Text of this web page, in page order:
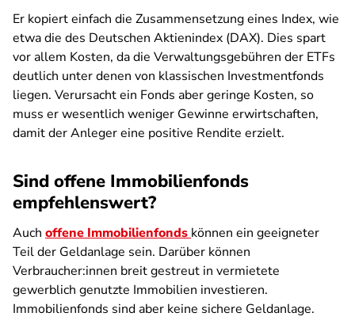
Er kopiert einfach die Zusammensetzung eines Index, wie
etwa die des Deutschen Aktienindex (DAX). Dies spart
vor allem Kosten, da die Verwaltungsgebühren der ETFs
deutlich unter denen von klassischen Investmentfonds
liegen. Verursacht ein Fonds aber geringe Kosten, so
muss er wesentlich weniger Gewinne erwirtschaften,
damit der Anleger eine positive Rendite erzielt.
Sind offene Immobilienfonds
empfehlenswert?
Auch offene Immobilienfonds können ein geeigneter
Teil der Geldanlage sein. Darüber können
Verbraucher:innen breit gestreut in vermietete
gewerblich genutzte Immobilien investieren.
Immobilienfonds sind aber keine sichere Geldanlage.